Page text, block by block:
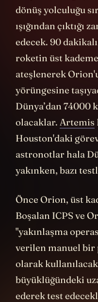
uzay aracına güç
dönüş yolculuğu
ışığından
edecek. 90
roketin üst
ateşlenerek
yörüngesine
Dünya’dan 74000
olacaklar.Artemis
Houston'daki
astronotlar hala
Önce Orion, üst
Boşalan ICPS ve
"yakınlaşma
verilen manuel
olarak
büyüklüğündeki